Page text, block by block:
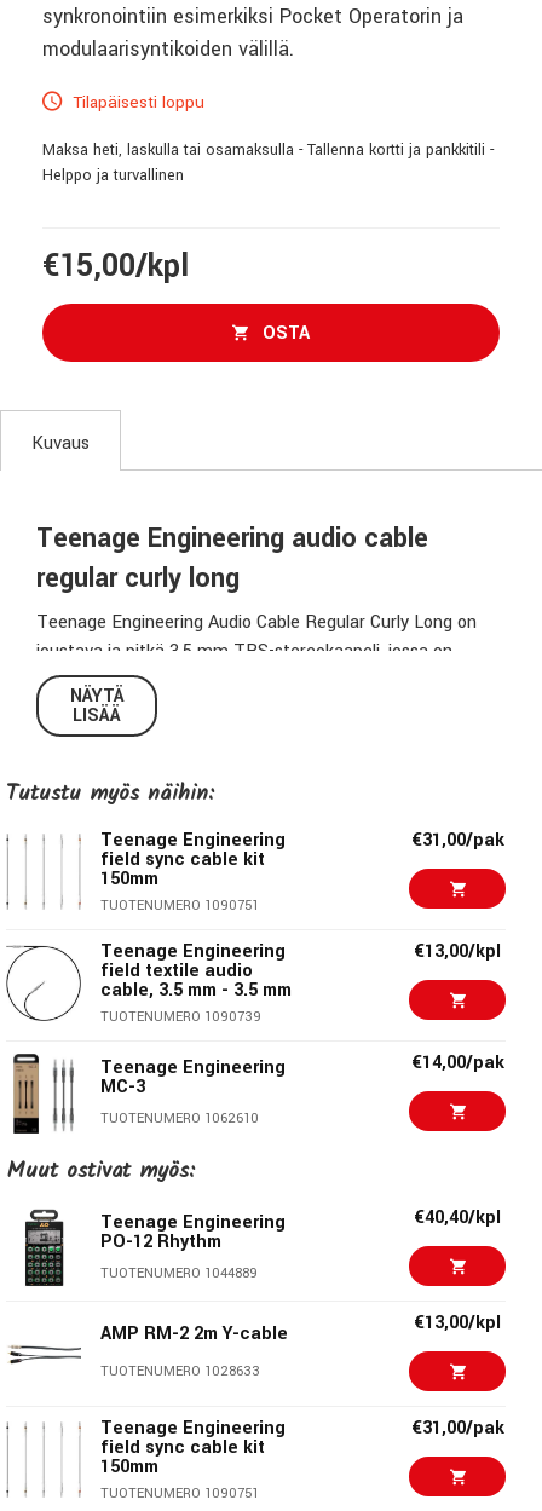
synkronointiin esimerkiksi Pocket Operatorin ja
modulaarisyntikoiden välillä.
Tilapäisesti loppu
Maksa heti, laskulla tai osamaksulla - Tallenna kortti ja pankkitili -
Helppo ja turvallinen
€15,00/kpl
OSTA
Kuvaus
Teenage Engineering audio cable
regular curly long
Teenage Engineering Audio Cable Regular Curly Long on
joustava ja pitkä 3.5 mm TRS-stereokaapeli, jossa on
kierretty rakenne. Tämä 1.2 metrin kaapeli tarjoaa
mukautuvaa pituutta ja kestävyyttä niin äänensiirtoon kuin
laitteiden synkronointiin. Täydellinen ratkaisu esimerkiksi
Liittimet:3.5 mm TRS-stereo molemmissa päissä
Pituus:1.2 m (kierretty kaapeli)
vähentää sotkeutumista
Käyttötarkoitus:Äänensiirto tai synkronointi
Yhteensopivuus:Pocket Operator, modulaarisyntikat ja
Curly Long -kaapeli yhdistää käytännöllisyyden ja laadun. Se
ympäristöön, jossa tarvitaan lisäpituutta ilman turhaa
kaapelien sotkeutumista.
NÄYTÄ
LISÄÄ
Tutustu myös näihin:
Teenage Engineering
field sync cable kit
150mm
TUOTENUMERO 1090751
€31,00/pak
Teenage Engineering
field textile audio
cable, 3.5 mm - 3.5 mm
TUOTENUMERO 1090739
€13,00/kpl
Teenage Engineering
MC-3
TUOTENUMERO 1062610
€14,00/pak
Teenage Engineering
field textile cable 3.5
TUOTENUMERO 1090733
Warm Audio Instrument
TUOTENUMERO 1069279
€26,00/kpl
Angled 0.2m
TUOTENUMERO 1069282
€15,90/kpl
Warm Audio Instrument €16,90/kpl
Muut ostivat myös:
Teenage Engineering
PO-12 Rhythm
TUOTENUMERO 1044889
€40,40/kpl
AMP RM-2 2m Y-cable
TUOTENUMERO 1028633
€13,00/kpl
Teenage Engineering
field sync cable kit
150mm
TUOTENUMERO 1090751
€31,00/pak